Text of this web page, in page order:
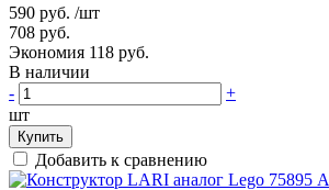
590 руб. /шт
708 руб.
Экономия 118 руб.
В наличии
-
+
шт
Купить
Добавить к сравнению